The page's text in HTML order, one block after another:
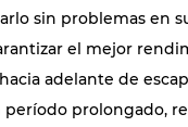
sin problemas en
el mejor
adelante de
prolongado,